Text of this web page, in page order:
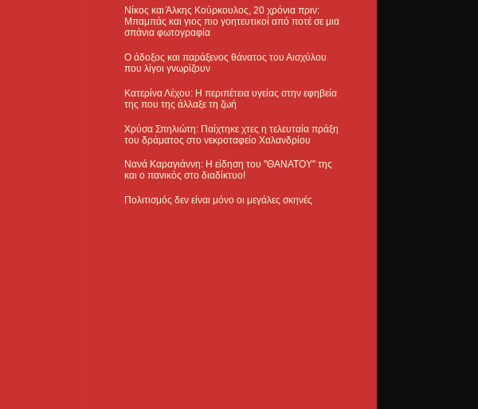
Νίκος και Άλκης Κούρκουλος, 20 χρόνια πριν:
Μπαμπάς και γιος πιο γοητευτικοί από ποτέ σε μια
σπάνια φωτογραφία
Ο άδοξος και παράξενος θάνατος του Αισχύλου
που λίγοι γνωρίζουν
Κατερίνα Λέχου: Η περιπέτεια υγείας στην εφηβεία
της που της άλλαξε τη ζωή
Χρύσα Σπηλιώτη: Παίχτηκε χτες η τελευταία πράξη
του δράματος στο νεκροταφείο Χαλανδρίου
Νανά Καραγιάννη: Η είδηση του "ΘΑΝΑΤΟΥ" της
και ο πανικός στο διαδίκτυο!
Πολιτισμός δεν είναι μόνο οι μεγάλες σκηνές